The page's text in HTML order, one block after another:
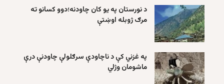
د نورستان په یو کان چاودنه؛دوو کسانو ته
مرګ ژوبله اوښتې
په غزني کې د ناچاودې سرګلولې چاودنې درې
ماشومان وژلي